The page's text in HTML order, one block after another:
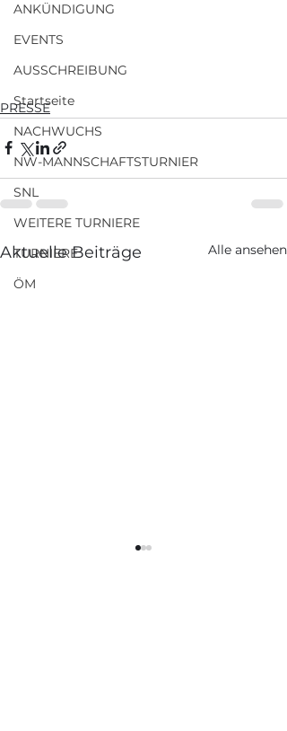
ANKÜNDIGUNG
EVENTS
AUSSCHREIBUNG
Startseite
NACHWUCHS
NW-MANNSCHAFTSTURNIER
SNL
WEITERE TURNIERE
TURNIERE
ÖM
PRESSE
Aktuelle Beiträge Alle ansehen